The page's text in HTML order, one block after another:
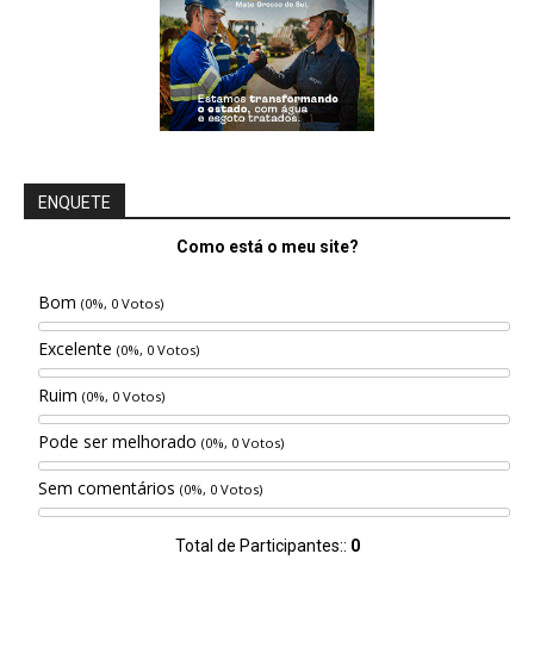
ENQUETE
Como está o meu site?
Bom (0%, 0 Votos)
Excelente (0%, 0 Votos)
Ruim (0%, 0 Votos)
Pode ser melhorado (0%, 0 Votos)
Sem comentários (0%, 0 Votos)
Total de Participantes:: 0